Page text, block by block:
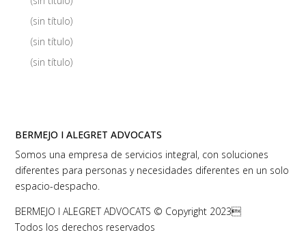
(sin título)
(sin título)
(sin título)
BERMEJO I ALEGRET ADVOCATS
Somos una empresa de servicios integral, con soluciones
diferentes para personas y necesidades diferentes en un solo
espacio-despacho.
BERMEJO I ALEGRET ADVOCATS © Copyright 2023
Todos los derechos reservados